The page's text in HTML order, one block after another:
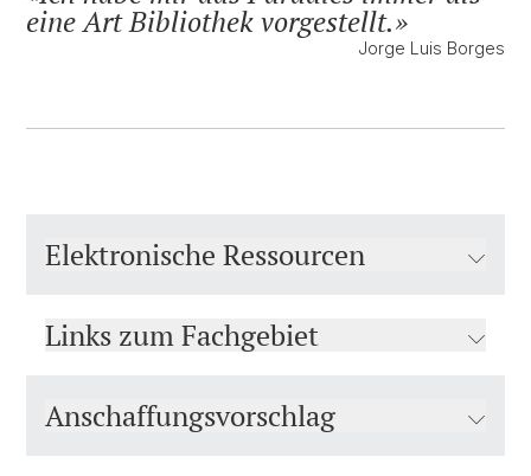
eine Art Bibliothek vorgestellt.
Jorge Luis Borges
Elektronische Ressourcen
Links zum Fachgebiet
Anschaffungsvorschlag